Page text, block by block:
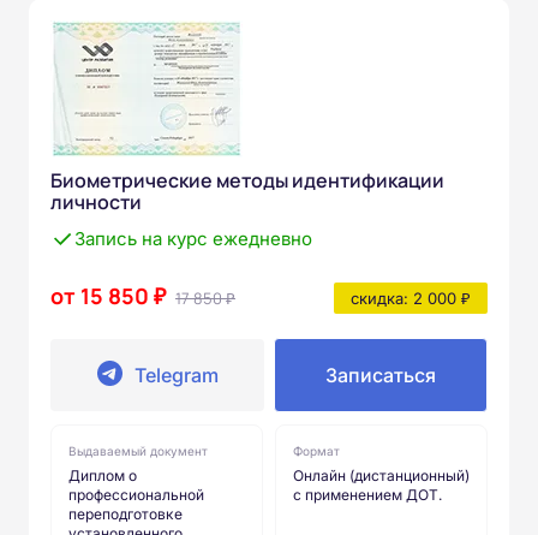
Биометрические методы идентификации
личности
Запись на курс ежедневно
от 15 850 ₽ 17 850 ₽ скидка: 2 000 ₽
Telegram Записаться
Выдаваемый документ
Диплом о
профессиональной
переподготовке
Формат
Онлайн (дистанционный)
с применением ДОТ.